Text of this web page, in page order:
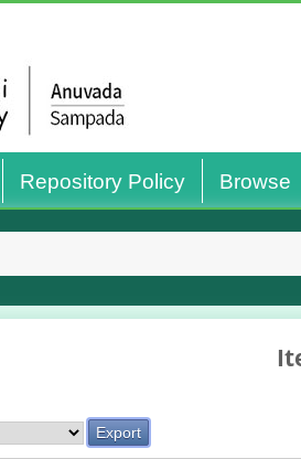
Repository Policy Browse